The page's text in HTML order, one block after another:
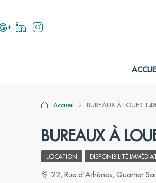
Accueil BUREAUX À LOUER
BUREAUX À
LOCATION DISPONIBILITÉ
22, Rue d'Athènes, Quartier